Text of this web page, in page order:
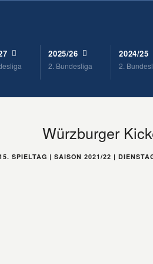
2025/26
2. Bundesliga
2024/25
2.
Würzburger
SPIELTAG | SAISON 2021/22 |